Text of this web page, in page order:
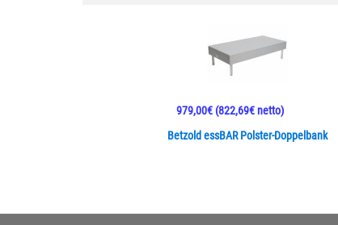
Betzold essBAR Polster-Doppelbank
979,00€(822,69€ netto)